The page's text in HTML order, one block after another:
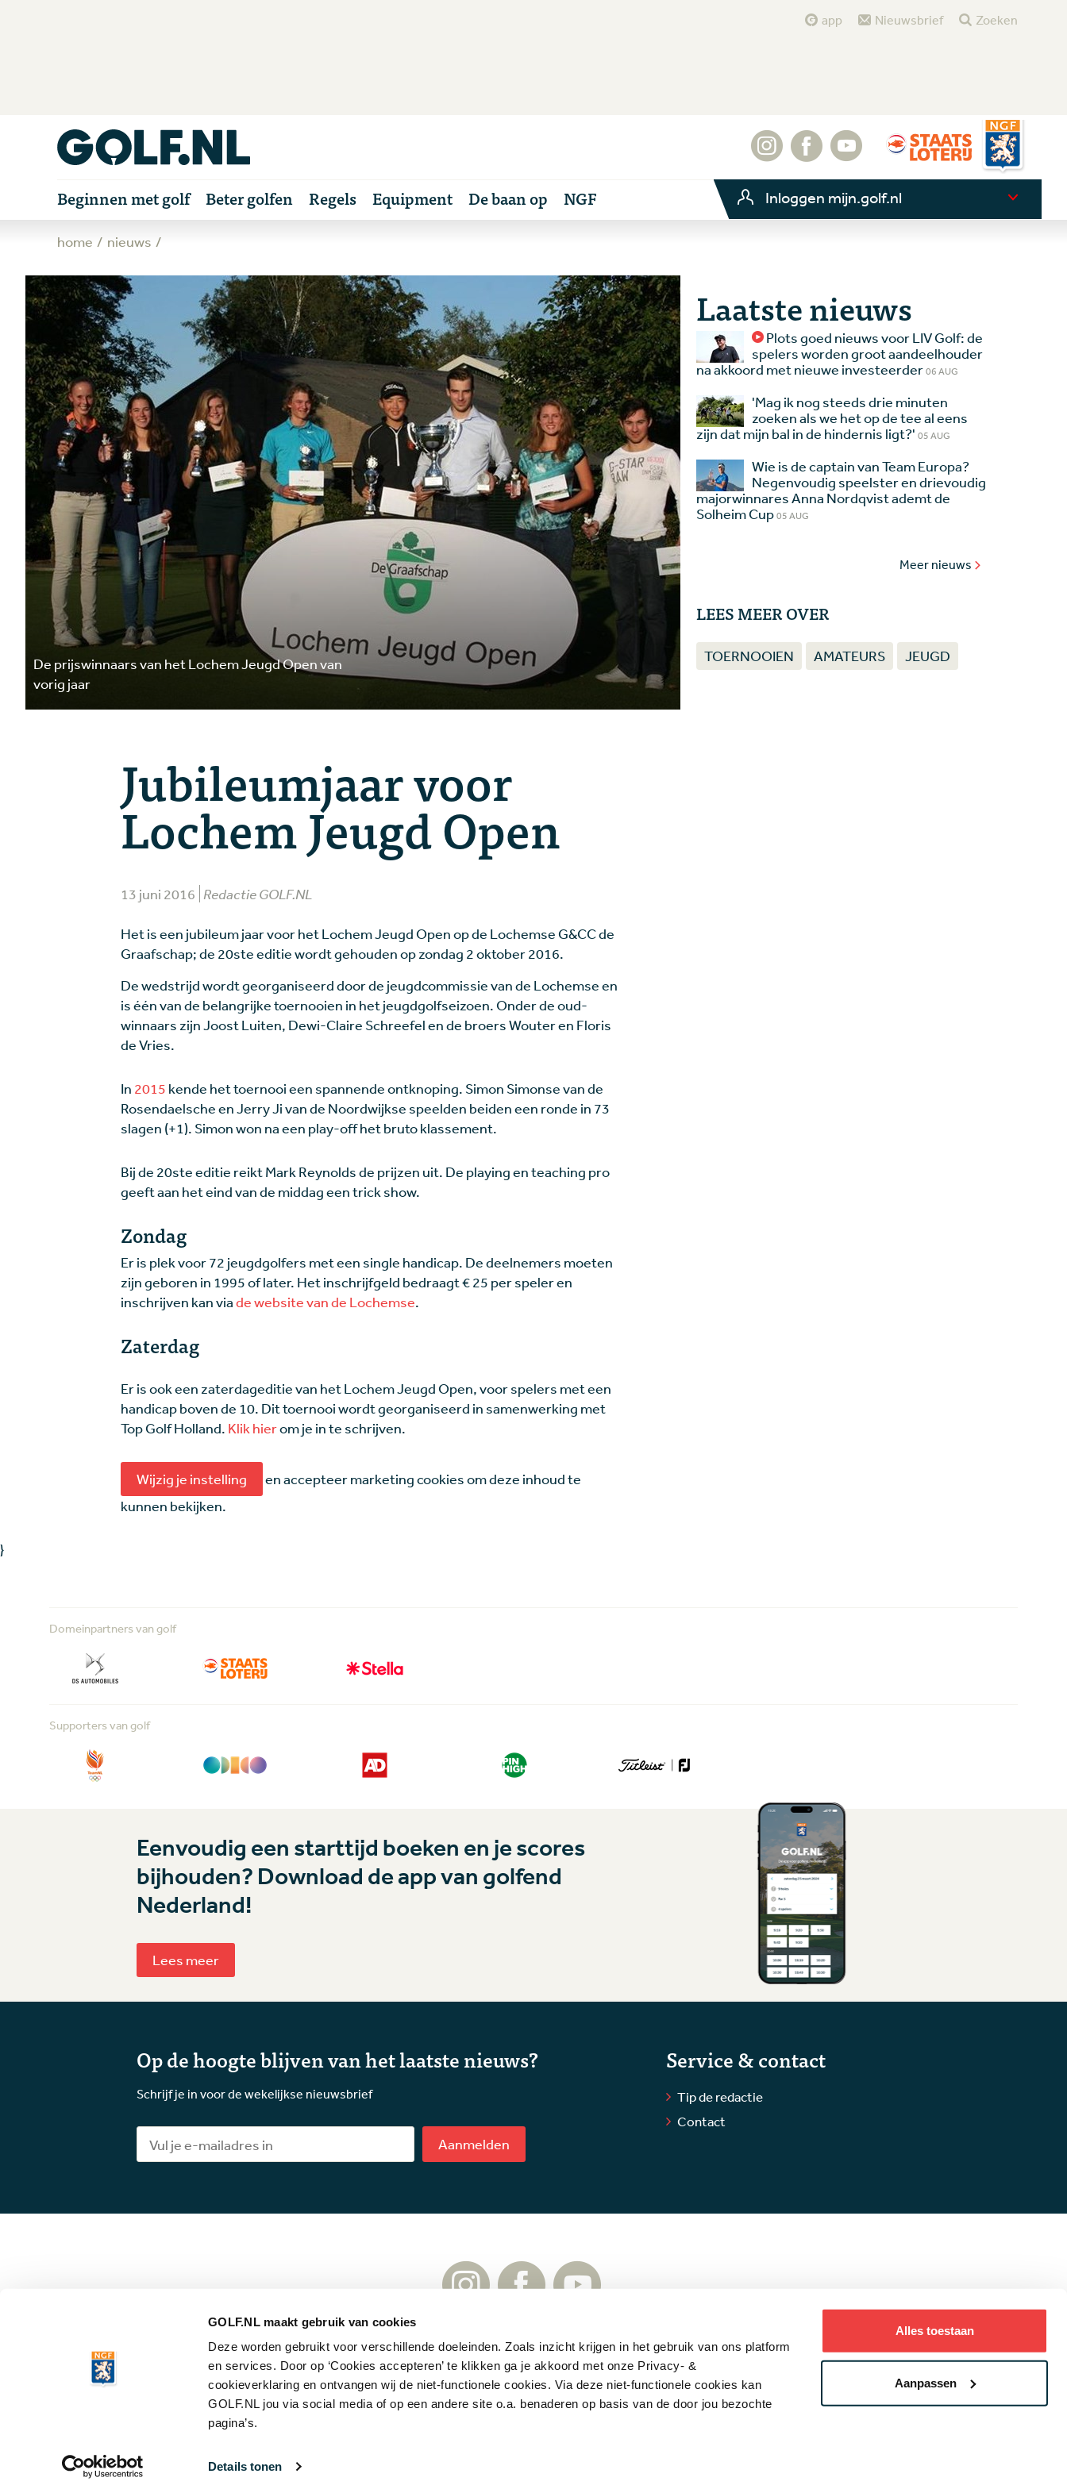
GOLF.NL maakt gebruik van cookies
Deze worden gebruikt voor verschillende doeleinden. Zoals inzicht krijgen in het gebruik van ons platform
en services. Door op ‘Cookies accepteren’ te klikken ga je akkoord met onze Privacy- &
cookieverklaring en ontvangen wij de niet-functionele cookies. Via deze niet-functionele cookies kan
GOLF.NL jou via social media of op een andere site o.a. benaderen op basis van de door jou bezochte
pagina’s.
Details tonen
Alles toestaan
Aanpassen
app Nieuwsbrief Zoeken
Beginnen met golf Beter golfen Regels Equipment De baan op NGF Inloggen mijn.golf.nl
home nieuws
De prijswinnaars van het Lochem Jeugd Open van
vorig jaar
Jubileumjaar voor
Lochem Jeugd Open
13 juni 2016 Redactie GOLF.NL
Het is een jubileum jaar voor het Lochem Jeugd Open op de Lochemse G&CC de
Graafschap; de 20ste editie wordt gehouden op zondag 2 oktober 2016.
De wedstrijd wordt georganiseerd door de jeugdcommissie van de Lochemse en
is één van de belangrijke toernooien in het jeugdgolfseizoen. Onder de oud-
winnaars zijn Joost Luiten, Dewi-Claire Schreefel en de broers Wouter en Floris
de Vries.
In 2015 kende het toernooi een spannende ontknoping. Simon Simonse van de
Rosendaelsche en Jerry Ji van de Noordwijkse speelden beiden een ronde in 73
slagen (+1). Simon won na een play-off het bruto klassement.
Bij de 20ste editie reikt Mark Reynolds de prijzen uit. De playing en teaching pro
geeft aan het eind van de middag een trick show.
Zondag
Er is plek voor 72 jeugdgolfers met een single handicap. De deelnemers moeten
zijn geboren in 1995 of later. Het inschrijfgeld bedraagt € 25 per speler en
inschrijven kan viade website van de Lochemse.
Zaterdag
Er is ook een zaterdageditie van het Lochem Jeugd Open, voor spelers met een
handicap boven de 10. Dit toernooi wordt georganiseerd in samenwerking met
Top Golf Holland. Klik hierom je in te schrijven.
Wijzig je instelling
en accepteer marketing cookies om deze inhoud te
kunnen bekijken.
Laatste nieuws
Plots goed nieuws voor LIV Golf: de
spelers worden groot aandeelhouder
na akkoord met nieuwe investeerder06 AUG
'Mag ik nog steeds drie minuten
zoeken als we het op de tee al eens
zijn dat mijn bal in de hindernis ligt?' 05 AUG
Wie is de captain van Team Europa?
Negenvoudig speelster en drievoudig
majorwinnares Anna Nordqvist ademt de
Solheim Cup05 AUG
Meer nieuws
LEES MEER OVER
TOERNOOIEN AMATEURS JEUGD
}
Domeinpartners van golf
Supporters van golf
Eenvoudig een starttijd boeken en je scores
bijhouden? Download de app van golfend
Nederland!
Lees meer
Op de hoogte blijven van het laatste nieuws?
Schrijf je in voor de wekelijkse nieuwsbrief
Aanmelden
Service & contact
Tip de redactie
Contact
© 2026 Golf.nl Contact Cookies Copyrights Disclaimer Privacystatement